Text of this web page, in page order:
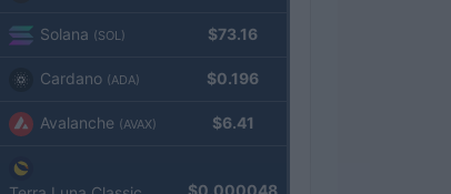
Solana (SOL) $73.16
Cardano (ADA) $0.196
Avalanche (AVAX) $6.41
$0.000048